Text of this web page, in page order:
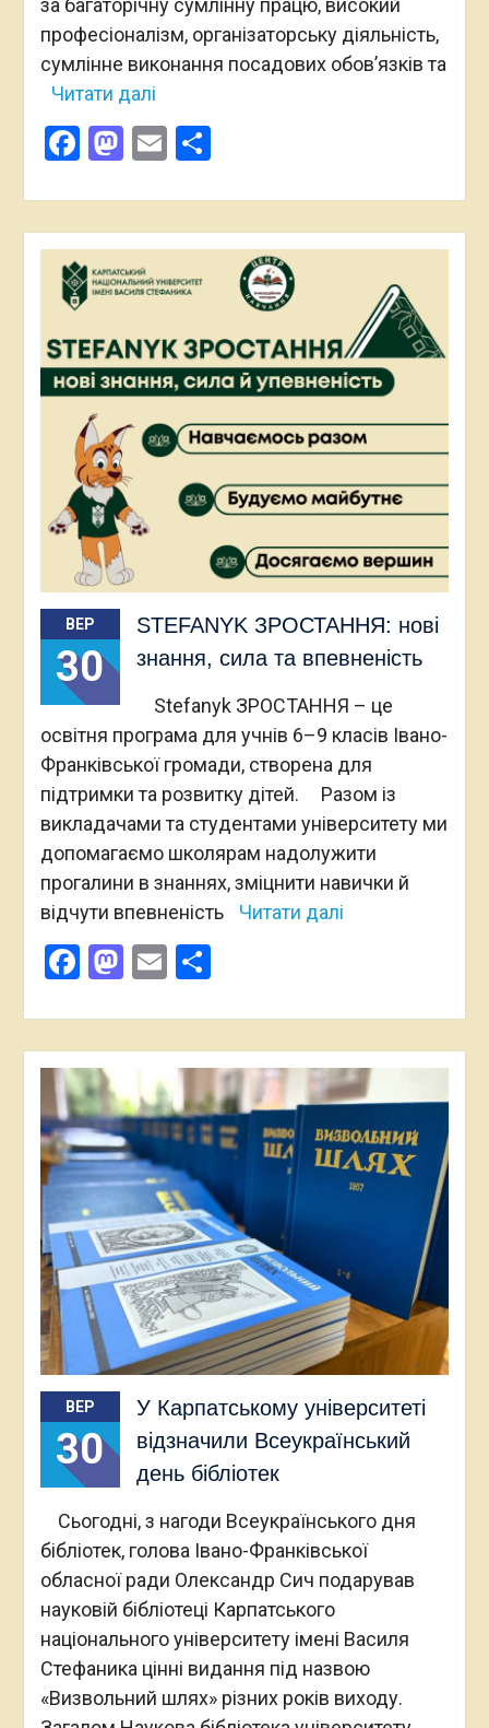
за багаторічну сумлінну працю, високий
професіоналізм, організаторську діяльність,
сумлінне виконання посадових обов’язків та
Читати далі
Facebook
Mastodon
EmailПоділитися
ВЕР
30
STEFANYK ЗРОСТАННЯ: нові
знання, сила та впевненість
Stefanyk ЗРОСТАННЯ – це
освітня програма для учнів 6–9 класів Івано-
Франківської громади, створена для
підтримки та розвитку дітей. Разом із
викладачами та студентами університету ми
допомагаємо школярам надолужити
прогалини в знаннях, зміцнити навички й
відчути впевненість
Читати далі
Facebook
Mastodon
EmailПоділитися
ВЕР
30
У Карпатському університеті
відзначили Всеукраїнський
день бібліотек
Сьогодні, з нагоди Всеукраїнського дня
бібліотек, голова Івано-Франківської
обласної ради Олександр Сич подарував
науковій бібліотеці Карпатського
національного університету імені Василя
Стефаника цінні видання під назвою
«Визвольний шлях» різних років виходу.